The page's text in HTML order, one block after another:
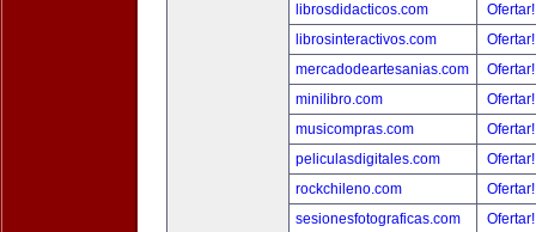
librosdidacticos.com
librosinteractivos.com
mercadodeartesanias.com
minilibro.com
musicompras.com
peliculasdigitales.com
rockchileno.com
sesionesfotograficas.com